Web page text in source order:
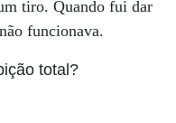
tiro. Quando fui dar
funcionava.
total?